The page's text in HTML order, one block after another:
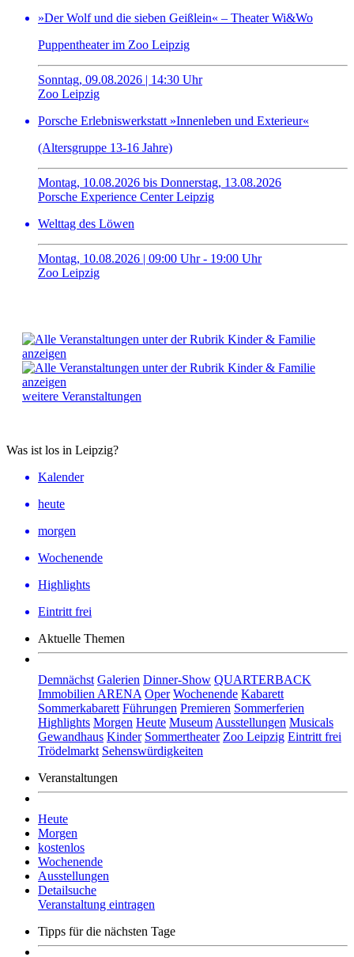
»Der Wolf und die sieben Geißlein« – Theater Wi&Wo
Puppentheater im Zoo Leipzig
Sonntag, 09.08.2026 | 14:30 Uhr
Zoo Leipzig
Porsche Erlebniswerkstatt »Innenleben und Exterieur«
(Altersgruppe 13-16 Jahre)
Montag, 10.08.2026 bis Donnerstag, 13.08.2026
Porsche Experience Center Leipzig
Welttag des Löwen
Montag, 10.08.2026 | 09:00 Uhr - 19:00 Uhr
Zoo Leipzig
weitere Veranstaltungen
Was ist los in Leipzig?
Kalender
heute
morgen
Wochenende
Highlights
Eintritt frei
Aktuelle Themen
Demnächst Galerien Dinner-Show QUARTERBACK
Immobilien ARENA Oper Wochenende Kabarett
Sommerkabarett Führungen Premieren Sommerferien
Highlights Morgen Heute Museum Ausstellungen Musicals
Gewandhaus Kinder Sommertheater Zoo Leipzig Eintritt frei
Trödelmarkt Sehenswürdigkeiten
Veranstaltungen
Heute
Morgen
kostenlos
Wochenende
Ausstellungen
Detailsuche
Veranstaltung eintragen
Tipps für die nächsten Tage